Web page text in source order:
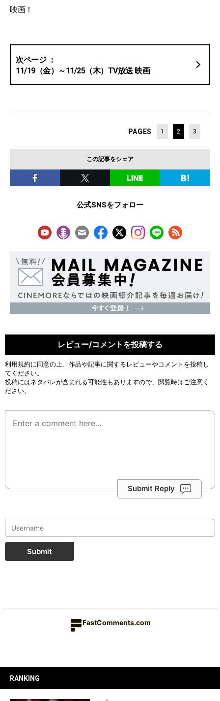
映画！
11/19（金）～11/25（木）TV放送 映画
PAGES 1 2 3
この記事をシェア
公式SNSをフォロー
レビュー/コメントを投稿する
利用規約に同意の上、作品や記事に関するレビューやコメントを投稿し
てください。
投稿にはネタバレが含まれる可能性もありますので、閲覧時はご注意く
ださい。
Submit Reply
Submit
FastComments.com
RANKING